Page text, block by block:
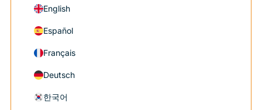
English
Español
Français
Deutsch
한국어